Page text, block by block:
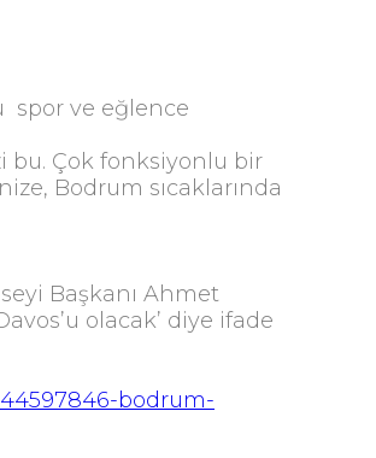
spor ve eğlence
bu. Çok fonksiyonlu bir
Bodrum sıcaklarında
Başkanı Ahmet
olacak’ diye ifade
bodrum-